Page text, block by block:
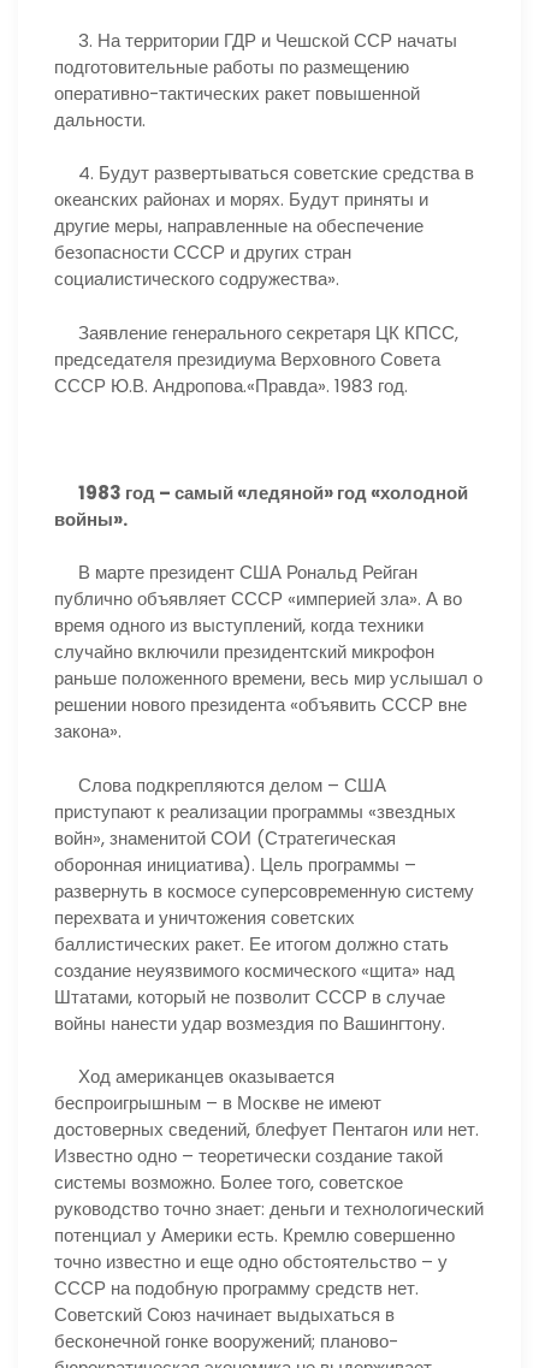
3. На территории ГДР и Чешской ССР начаты
подготовительные работы по размещению
оперативно-тактических ракет повышенной
дальности.
4. Будут развертываться советские средства в
океанских районах и морях. Будут приняты и
другие меры, направленные на обеспечение
безопасности СССР и других стран
социалистического содружества».
Заявление генерального секретаря ЦК КПСС,
председателя президиума Верховного Совета
СССР Ю.В. Андропова.«Правда». 1983 год.
1983 год – самый «ледяной» год «холодной
войны».
В марте президент США Рональд Рейган
публично объявляет СССР «империей зла». А во
время одного из выступлений, когда техники
случайно включили президентский микрофон
раньше положенного времени, весь мир услышал о
решении нового президента «объявить СССР вне
закона».
Слова подкрепляются делом – США
приступают к реализации программы «звездных
войн», знаменитой СОИ (Стратегическая
оборонная инициатива). Цель программы –
развернуть в космосе суперсовременную систему
перехвата и уничтожения советских
баллистических ракет. Ее итогом должно стать
создание неуязвимого космического «щита» над
Штатами, который не позволит СССР в случае
войны нанести удар возмездия по Вашингтону.
Ход американцев оказывается
беспроигрышным – в Москве не имеют
достоверных сведений, блефует Пентагон или нет.
Известно одно – теоретически создание такой
системы возможно. Более того, советское
руководство точно знает: деньги и технологический
потенциал у Америки есть. Кремлю совершенно
точно известно и еще одно обстоятельство – у
СССР на подобную программу средств нет.
Советский Союз начинает выдыхаться в
бесконечной гонке вооружений; планово-